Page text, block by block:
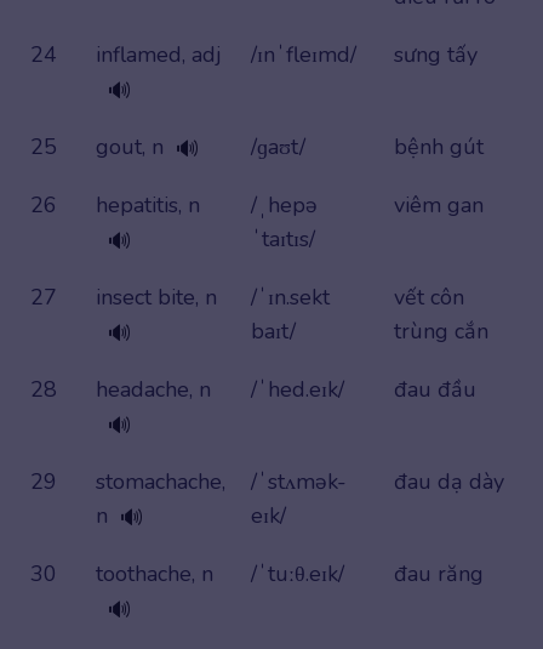
24
inflamed, adj
🔊
/ɪnˈfleɪmd/ sưng tấy
25 gout, n 🔊 /ɡaʊt/
bệnh gút
26
hepatitis, n
🔊
/ˌhepə
ˈtaɪtɪs/
viêm gan
27
insect bite, n
🔊
/ˈɪn.sekt
baɪt/
vết côn
trùng cắn
28
headache, n
🔊
/ˈhed.eɪk/ đau đầu
29
stomachache,
n 🔊
/ˈstʌmək-
eɪk/
đau dạ dày
30
toothache, n
🔊
/ˈtuːθ.eɪk/ đau răng